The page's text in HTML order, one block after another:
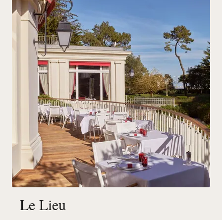
Le Lieu